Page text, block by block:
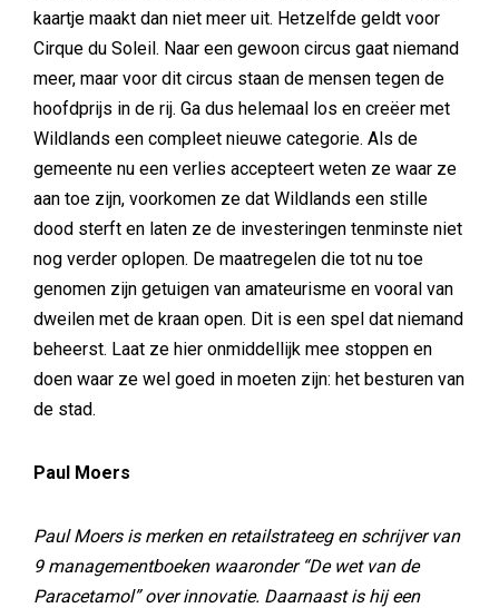
kaartje maakt dan niet meer uit. Hetzelfde geldt voor
Cirque du Soleil. Naar een gewoon circus gaat niemand
meer, maar voor dit circus staan de mensen tegen de
hoofdprijs in de rij. Ga dus helemaal los en creëer met
Wildlands een compleet nieuwe categorie. Als de
gemeente nu een verlies accepteert weten ze waar ze
aan toe zijn, voorkomen ze dat Wildlands een stille
dood sterft en laten ze de investeringen tenminste niet
nog verder oplopen. De maatregelen die tot nu toe
genomen zijn getuigen van amateurisme en vooral van
dweilen met de kraan open. Dit is een spel dat niemand
beheerst. Laat ze hier onmiddellijk mee stoppen en
doen waar ze wel goed in moeten zijn: het besturen van
de stad.
Paul Moers
Paul Moers is merken en retailstrateeg en schrijver van
9 managementboeken waaronder “De wet van de
Paracetamol” over innovatie. Daarnaast is hij een